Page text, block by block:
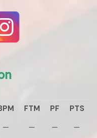
FTM PF
PTS
— — — —